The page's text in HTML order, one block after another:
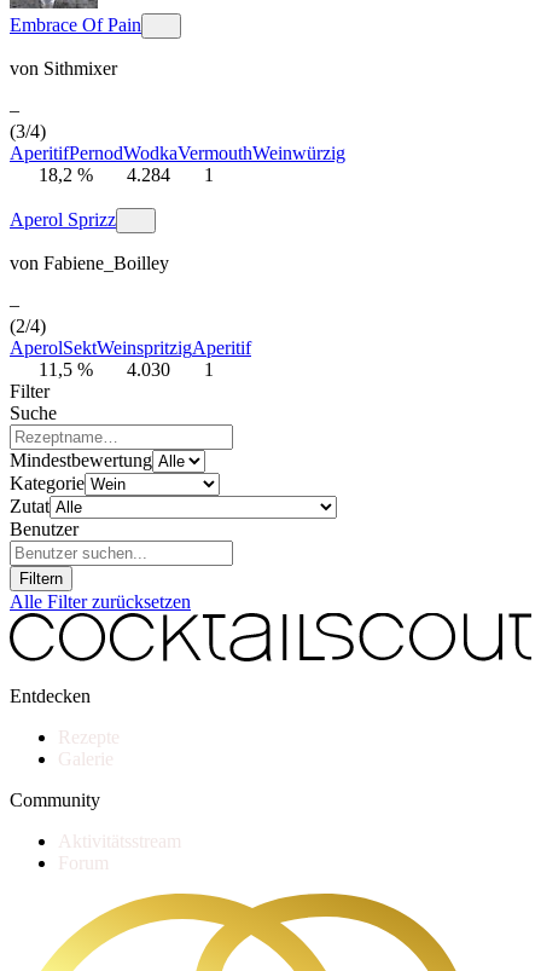
Embrace Of Pain
von Sithmixer
–
(3/4)
AperitifPernodWodkaVermouthWeinwürzig
18,2 %
4.284 1
Aperol Sprizz
von Fabiene_Boilley
–
(2/4)
AperolSektWeinspritzigAperitif
11,5 %
4.030
1
Filter
Suche
Mindestbewertung
Kategorie
Zutat
Benutzer
Filtern
Alle Filter zurücksetzen
Entdecken
Rezepte
Galerie
Community
Aktivitätsstream
Forum